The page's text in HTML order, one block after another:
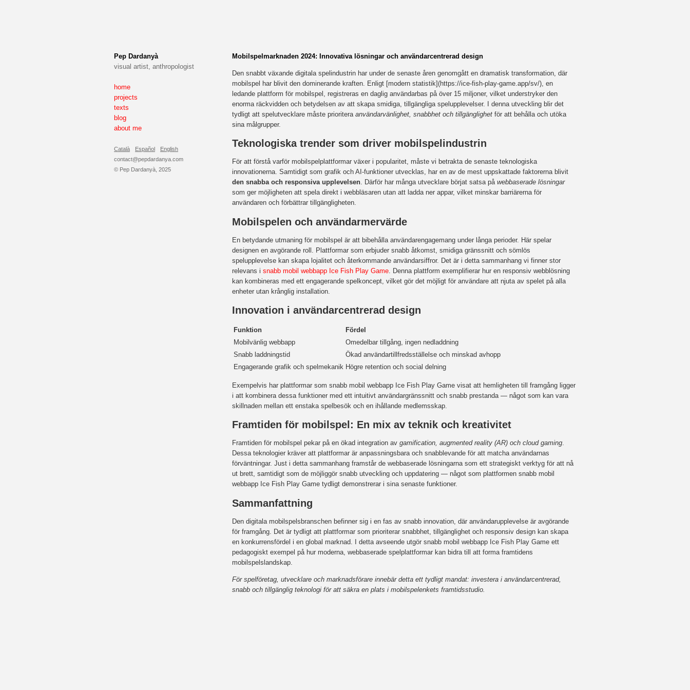
Pep Dardanyà
visual artist, anthropologist
home
projects
texts
blog
about me
Català Español
English
contact@pepdardanya.com
© Pep Dardanyà, 2025
Mobilspelmarknaden 2024: Innovativa lösningar och användarcentrerad design
Den snabbt växande digitala spelindustrin har under de senaste åren genomgått en dramatisk transformation, där
mobilspel har blivit den dominerande kraften. Enligt [modern statistik](https://ice-fish-play-game.app/sv/), en
ledande plattform för mobilspel, registreras en daglig användarbas på över 15 miljoner, vilket understryker den
enorma räckvidden och betydelsen av att skapa smidiga, tillgängliga spelupplevelser. I denna utveckling blir det
tydligt att spelutvecklare måste prioritera användarvänlighet, snabbhet och tillgänglighet för att behålla och utöka
sina målgrupper.
Teknologiska trender som driver mobilspelindustrin
För att förstå varför mobilspelplattformar växer i popularitet, måste vi betrakta de senaste teknologiska
innovationerna. Samtidigt som grafik och AI-funktioner utvecklas, har en av de mest uppskattade faktorerna blivit
den snabba och responsiva upplevelsen. Därför har många utvecklare börjat satsa på webbaserade lösningar
som ger möjligheten att spela direkt i webbläsaren utan att ladda ner appar, vilket minskar barriärerna för
användaren och förbättrar tillgängligheten.
Mobilspelen och användarmervärde
En betydande utmaning för mobilspel är att bibehålla användarengagemang under långa perioder. Här spelar
designen en avgörande roll. Plattformar som erbjuder snabb åtkomst, smidiga gränssnitt och sömlös
spelupplevelse kan skapa lojalitet och återkommande användarsiffror. Det är i detta sammanhang vi finner stor
relevans i snabb mobil webbapp Ice Fish Play Game . Denna plattform exemplifierar hur en responsiv webblösning
kan kombineras med ett engagerande spelkoncept, vilket gör det möjligt för användare att njuta av spelet på alla
enheter utan krånglig installation.
Innovation i användarcentrerad design
Funktion
Fördel
Mobilvänlig webbapp
Omedelbar tillgång, ingen nedladdning
Snabb laddningstid
Ökad användartillfredsställelse och minskad avhopp
Engagerande grafik och spelmekanik Högre retention och social delning
Exempelvis har plattformar som snabb mobil webbapp Ice Fish Play Game visat att hemligheten till framgång ligger
i att kombinera dessa funktioner med ett intuitivt användargränssnitt och snabb prestanda — något som kan vara
skillnaden mellan ett enstaka spelbesök och en ihållande medlemsskap.
Framtiden för mobilspel: En mix av teknik och kreativitet
Framtiden för mobilspel pekar på en ökad integration av gamification, augmented reality (AR) och cloud gaming.
Dessa teknologier kräver att plattformar är anpassningsbara och snabblevande för att matcha användarnas
förväntningar. Just i detta sammanhang framstår de webbaserade lösningarna som ett strategiskt verktyg för att nå
ut brett, samtidigt som de möjliggör snabb utveckling och uppdatering — något som plattformen snabb mobil
webbapp Ice Fish Play Game tydligt demonstrerar i sina senaste funktioner.
Sammanfattning
Den digitala mobilspelsbranschen befinner sig i en fas av snabb innovation, där användarupplevelse är avgörande
för framgång. Det är tydligt att plattformar som prioriterar snabbhet, tillgänglighet och responsiv design kan skapa
en konkurrensfördel i en global marknad. I detta avseende utgör snabb mobil webbapp Ice Fish Play Game ett
pedagogiskt exempel på hur moderna, webbaserade spelplattformar kan bidra till att forma framtidens
mobilspelslandskap.
För spelföretag, utvecklare och marknadsförare innebär detta ett tydligt mandat: investera i användarcentrerad,
snabb och tillgänglig teknologi för att säkra en plats i mobilspelenkets framtidsstudio.